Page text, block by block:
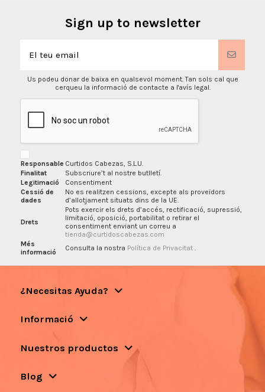
Sign up to newsletter
Us podeu donar de baixa en qualsevol moment. Tan sols cal que
cerqueu la informació de contacte a l'avís legal.
Responsable Curtidos Cabezas, S.L.U.
Finalitat
Subscriure’t al nostre butlletí.
Legitimació
Consentiment
Cessió de
dades
No es realitzen cessions, excepte als proveïdors
d’allotjament situats dins de la UE.
Drets
Pots exercir els drets d’accés, rectificació, supressió,
limitació, oposició, portabilitat o retirar el
consentiment enviant un correu a
tienda@curtidoscabezas.com
Més
informació
Consulta la nostra Política de Privacitat
¿Necesitas Ayuda?
Informació
Nuestros productos
Blog